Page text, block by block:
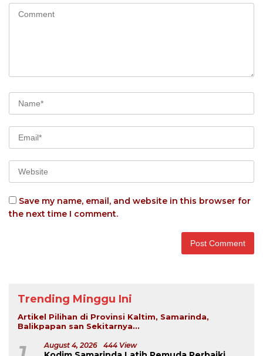
Save my name, email, and website in this browser for
the next time I comment.
Trending Minggu Ini
Artikel Pilihan di Provinsi Kaltim, Samarinda,
Balikpapan san Sekitarnya...
August 4, 2026 444 View